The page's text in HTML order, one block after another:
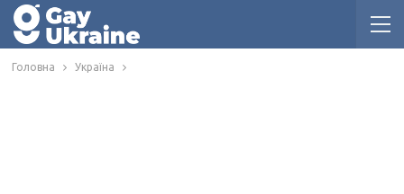
Головна Україна